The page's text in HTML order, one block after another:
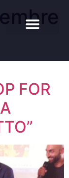
FOR